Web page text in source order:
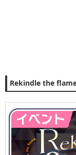
Rekindle the flame